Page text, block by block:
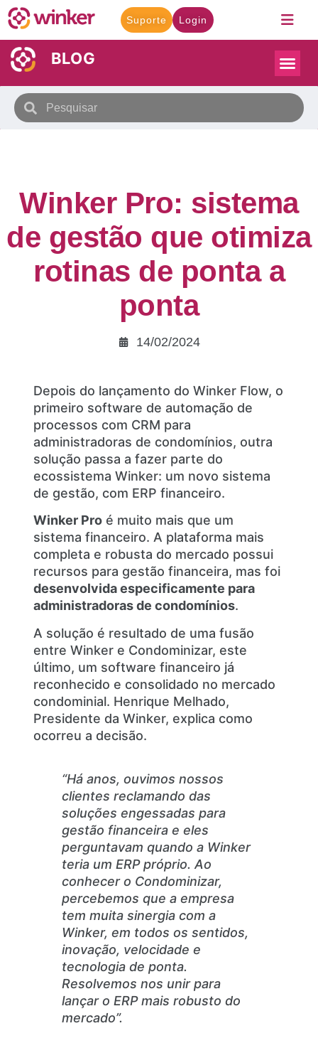
Suporte Login
BLOG
Winker Pro: sistema
de gestão que otimiza
rotinas de ponta a
ponta
14/02/2024
Depois do lançamento do Winker Flow, o
primeiro software de automação de
processos com CRM para
administradoras de condomínios, outra
solução passa a fazer parte do
ecossistema Winker: um novo sistema
de gestão, com ERP financeiro.
Winker Pro é muito mais que um
sistema financeiro. A plataforma mais
completa e robusta do mercado possui
recursos para gestão financeira, mas foi
desenvolvida especificamente para
administradoras de condomínios.
A solução é resultado de uma fusão
entre Winker e Condominizar, este
último, um software financeiro já
reconhecido e consolidado no mercado
condominial. Henrique Melhado,
Presidente da Winker, explica como
ocorreu a decisão.
“Há anos, ouvimos nossos
clientes reclamando das
soluções engessadas para
gestão financeira e eles
perguntavam quando a Winker
teria um ERP próprio. Ao
conhecer o Condominizar,
percebemos que a empresa
tem muita sinergia com a
Winker, em todos os sentidos,
inovação, velocidade e
tecnologia de ponta.
Resolvemos nos unir para
lançar o ERP mais robusto do
mercado”.